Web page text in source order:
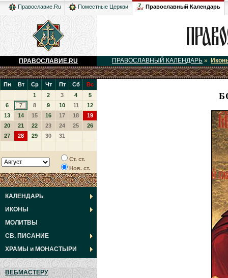
Православие.Ru Поместные Церкви Православный Календарь
ПРАВОСЛАВИЕ.RU ПРАВОСЛАВНЫЙ КАЛЕНДАРЬ »
Пн Вт Ср Чт Пт Сб
Вс
1
2 3 4
5
6
7 8 9 10 11
12
13
14 15 16 17 18
19
20
21 22 23 24 25
26
27
28 29 30 31
Ст. ст.
Нов. ст.
КАЛЕНДАРЬ
ИКОНЫ
МОЛИТВЫ
СВ. ПИСАНИЕ
ХРАМЫ и МОНАСТЫРИ
ВЕБМАСТЕРУ